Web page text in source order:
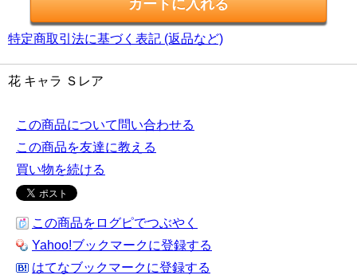
特定商取引法に基づく表記 (返品など)
花 キャラ Ｓレア
この商品について問い合わせる
この商品を友達に教える
買い物を続ける
この商品をログピでつぶやく
Yahoo!ブックマークに登録する
はてなブックマークに登録する